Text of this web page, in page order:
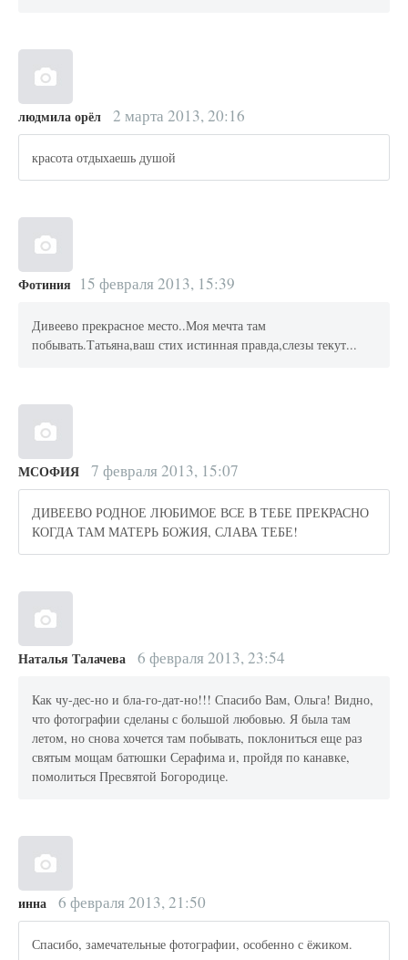
людмила орёл 2 марта 2013, 20:16
красота отдыхаешь душой
Фотиния 15 февраля 2013, 15:39
Дивеево прекрасное место..Моя мечта там
побывать.Татьяна,ваш стих истинная правда,слезы текут...
МСОФИЯ 7 февраля 2013, 15:07
ДИВЕЕВО РОДНОЕ ЛЮБИМОЕ ВСЕ В ТЕБЕ ПРЕКРАСНО
КОГДА ТАМ МАТЕРЬ БОЖИЯ, СЛАВА ТЕБЕ!
Наталья Талачева 6 февраля 2013, 23:54
Как чу-дес-но и бла-го-дат-но!!! Спасибо Вам, Ольга! Видно,
что фотографии сделаны с большой любовью. Я была там
летом, но снова хочется там побывать, поклониться еще раз
святым мощам батюшки Серафима и, пройдя по канавке,
помолиться Пресвятой Богородице.
инна 6 февраля 2013, 21:50
Спасибо, замечательные фотографии, особенно с ёжиком.